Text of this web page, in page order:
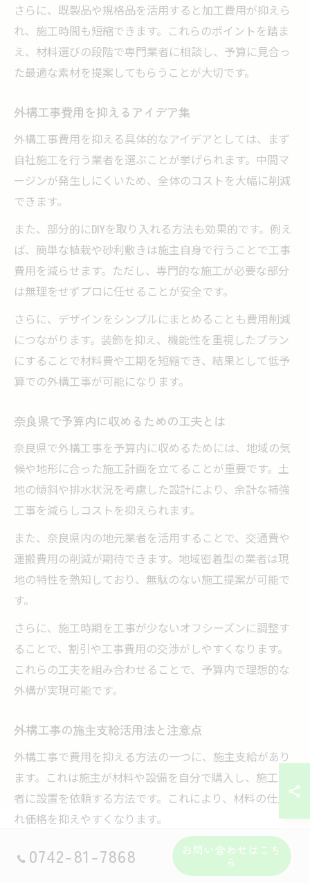
さらに、既製品や規格品を活用すると加工費用が抑えら
れ、施工時間も短縮できます。これらのポイントを踏ま
え、材料選びの段階で専門業者に相談し、予算に見合っ
た最適な素材を提案してもらうことが大切です。
外構工事費用を抑えるアイデア集
外構工事費用を抑える具体的なアイデアとしては、まず
自社施工を行う業者を選ぶことが挙げられます。中間マ
ージンが発生しにくいため、全体のコストを大幅に削減
できます。
また、部分的にDIYを取り入れる方法も効果的です。例え
ば、簡単な植栽や砂利敷きは施主自身で行うことで工事
費用を減らせます。ただし、専門的な施工が必要な部分
は無理をせずプロに任せることが安全です。
さらに、デザインをシンプルにまとめることも費用削減
につながります。装飾を抑え、機能性を重視したプラン
にすることで材料費や工期を短縮でき、結果として低予
算での外構工事が可能になります。
奈良県で予算内に収めるための工夫とは
奈良県で外構工事を予算内に収めるためには、地域の気
候や地形に合った施工計画を立てることが重要です。土
地の傾斜や排水状況を考慮した設計により、余計な補強
工事を減らしコストを抑えられます。
また、奈良県内の地元業者を活用することで、交通費や
運搬費用の削減が期待できます。地域密着型の業者は現
地の特性を熟知しており、無駄のない施工提案が可能で
す。
さらに、施工時期を工事が少ないオフシーズンに調整す
ることで、割引や工事費用の交渉がしやすくなります。
これらの工夫を組み合わせることで、予算内で理想的な
外構が実現可能です。
外構工事の施主支給活用法と注意点
外構工事で費用を抑える方法の一つに、施主支給があり
ます。これは施主が材料や設備を自分で購入し、施工業
者に設置を依頼する方法です。これにより、材料の仕入
れ価格を抑えやすくなります。
しかし、施主支給を活用する際は、材料の品質や納期管
理が重要です。適切でない材料を選ぶと施工不良の原因
0742-81-7868
お問い合わせはこち
ら